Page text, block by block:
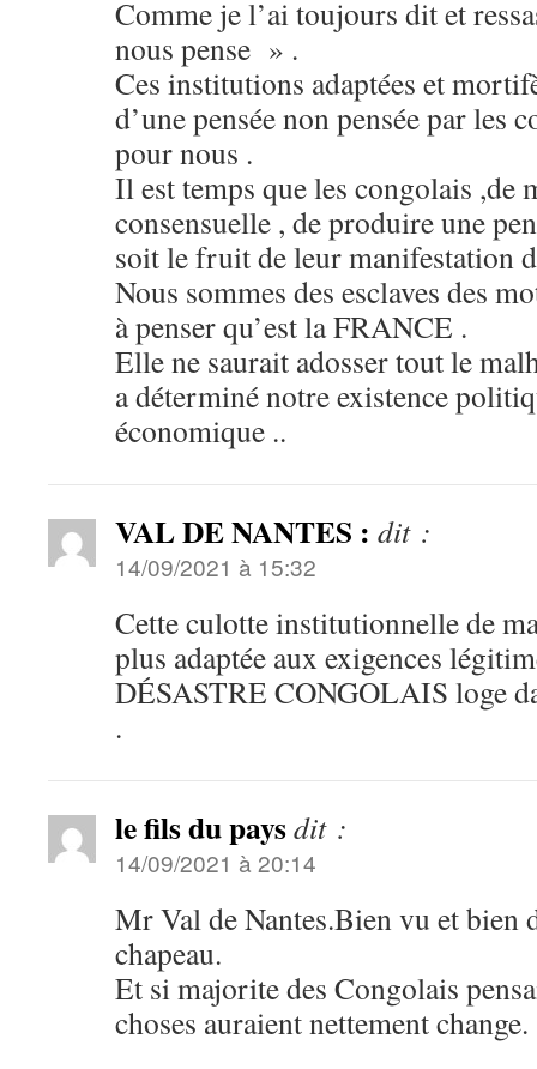
Comme je l’ai toujours dit et
nous pense » .
Ces institutions adaptées et
d’une pensée non pensée par les
pour nous .
Il est temps que les congolais ,de
consensuelle , de produire une
soit le fruit de leur manifestation
Nous sommes des esclaves des
à penser qu’est la FRANCE .
Elle ne saurait adosser tout le
a déterminé notre existence
économique ..
VAL DE NANTES : dit :
14/09/2021 à 15:32
Cette culotte institutionnelle de
plus adaptée aux exigences
DÉSASTRE CONGOLAIS loge
.
le fils du paysdit :
14/09/2021 à 20:14
Mr Val de Nantes.Bien vu et bien
chapeau.
Et si majorite des Congolais
choses auraient nettement change.